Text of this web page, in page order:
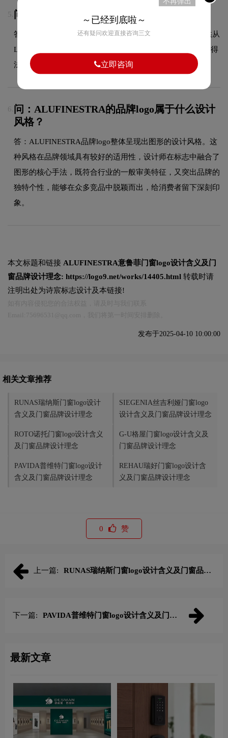
5. 问：LOGO设计可以注册商标吗？
答：可以，我们拥有专业的商标代理资质，能够为客户提供从
LOGO设计到商标注册的一站式服务，确保您的品牌标识获得
法律保护。
6. 问：ALUFINESTRA的品牌logo属于什么设计
风格？
答：ALUFINESTRA品牌logo整体呈现出图形的设计风格。这
种风格在品牌领域具有较好的适用性，设计师在标志中融合了
图形的核心手法，既符合行业的一般审美特征，又突出品牌的
独特个性，能够在众多竞品中脱颖而出，给消费者留下深刻印
象。
本文标题和链接 ALUFINESTRA意鲁菲门窗logo设计含义及门
窗品牌设计理念: https://logo9.net/works/14405.html 转载时请
注明出处为诗宸标志设计及本链接!
发布于2025-04-10 10:00:00
相关文章推荐
RUNAS瑞纳斯门窗logo设计
含义及门窗品牌设计理念
SIEGENIA丝吉利娅门窗logo
设计含义及门窗品牌设计理念
ROTO诺托门窗logo设计含义
及门窗品牌设计理念
G-U格屋门窗logo设计含义及
门窗品牌设计理念
PAVIDA普维特门窗logo设计
含义及门窗品牌设计理念
REHAU瑞好门窗logo设计含
义及门窗品牌设计理念
0 赞
上一篇:
RUNAS瑞纳斯门窗logo设计含义及门窗品牌
下一篇:
PAVIDA普维特门窗logo设计含义及门窗
最新文章
～已经到底啦～
还有疑问欢迎直接咨询三文
立即咨询